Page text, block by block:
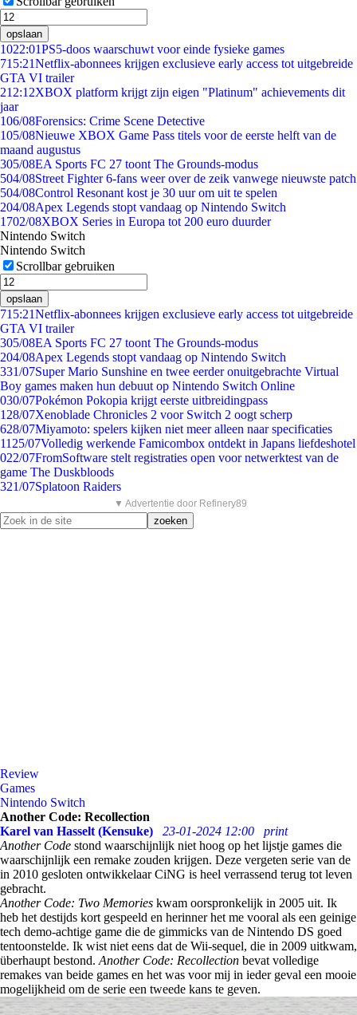
opslaan
1022:01PS5-doos waarschuwt voor einde fysieke games
715:21Netflix-abonnees krijgen exclusieve early access tot uitgebreide
GTA VI trailer
212:12XBOX platform krijgt zijn eigen "Platinum" achievements dit
jaar
106/08Forensics: Crime Scene Detective
105/08Nieuwe XBOX Game Pass titels voor de eerste helft van de
maand augustus
305/08EA Sports FC 27 toont The Grounds-modus
504/08Street Fighter 6-fans weer over de zeik vanwege nieuwste patch
504/08Control Resonant kost je 30 uur om uit te spelen
204/08Apex Legends stopt vandaag op Nintendo Switch
1702/08XBOX Series in Europa tot 200 euro duurder
Nintendo Switch
Nintendo Switch
Scrollbar gebruiken
opslaan
715:21Netflix-abonnees krijgen exclusieve early access tot uitgebreide
GTA VI trailer
305/08EA Sports FC 27 toont The Grounds-modus
204/08Apex Legends stopt vandaag op Nintendo Switch
331/07Super Mario Sunshine en twee eerder onuitgebrachte Virtual
Boy games maken hun debuut op Nintendo Switch Online
030/07Pokémon Pokopia krijgt eerste uitbreidingpass
1 28/07Xenoblade Chronicles 2 voor Switch 2 oogt scherp
628/07Miyamoto: spelers kijken niet meer alleen naar specificaties
11 25/07Volledig werkende Famicombox ontdekt in Japans liefdeshotel
022/07FromSoftware stelt registraties open voor netwerktest van de
game The Duskbloods
321/07Splatoon Raiders
▼ Advertentie door Refinery89
Review
Games
Nintendo Switch
Another Code: Recollection
Karel van Hasselt (Kensuke)
23-01-2024 12:00
print
Another Code stond waarschijnlijk niet hoog op het lijstje games die
waarschijnlijk een remake zouden krijgen. Deze vergeten serie van de
in 2010 gesloten ontwikkelaar CiNG is heel verrassend terug tot leven
gebracht.
Another Code: Two Memories kwam oorspronkelijk in 2005 uit. Ik
heb het destijds kort gespeeld en herinner het me vooral als een geinige
tech demo-achtige game die de gimmicks van de Nintendo DS goed
tentoonstelde. Ik wist niet eens dat de Wii-sequel, die in 2009 uitkwam,
überhaupt bestond. Another Code: Recollection bevat volledige
remakes van beide games en het was voor mij in ieder geval een mooie
mogelijkheid om de serie een tweede kans te geven.